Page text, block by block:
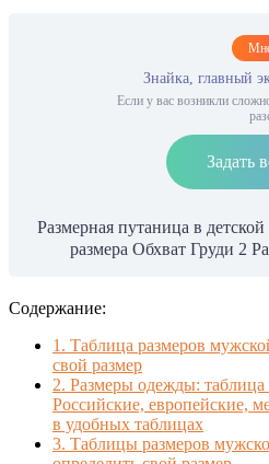
Знайка, главный
Если у вас возникли
Задать
Размерная путаница в
размера Обхват Груди 2
Содержание:
1. Таблица размеров
свой размер
2. Размеры одежды: таблица
Российские, европейские,
в удобных таблицах
3. Таблицы размеров